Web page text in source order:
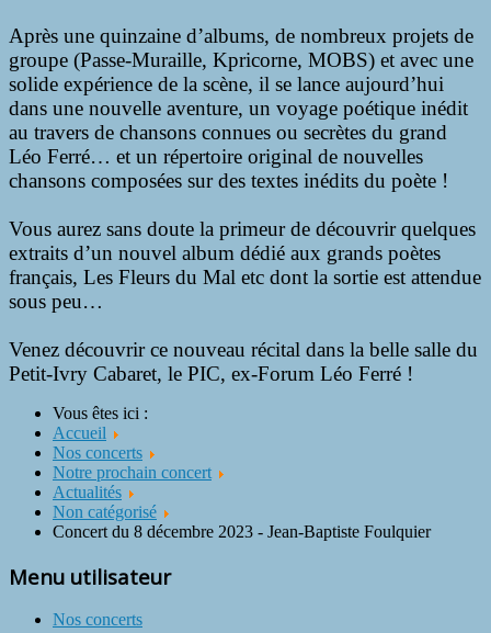
Après une quinzaine d’albums, de nombreux projets de
groupe (Passe-Muraille, Kpricorne, MOBS) et avec une
solide expérience de la scène, il se lance aujourd’hui
dans une nouvelle aventure, un voyage poétique inédit
au travers de chansons connues ou secrètes du grand
Léo Ferré… et un répertoire original de nouvelles
chansons composées sur des textes inédits du poète !
Vous aurez sans doute la primeur de découvrir quelques
extraits d’un nouvel album dédié aux grands poètes
français, Les Fleurs du Mal etc dont la sortie est attendue
sous peu…
Venez découvrir ce nouveau récital dans la belle salle du
Petit-Ivry Cabaret, le PIC, ex-Forum Léo Ferré !
Vous êtes ici :
Accueil
Nos concerts
Notre prochain concert
Actualités
Non catégorisé
Concert du 8 décembre 2023 - Jean-Baptiste Foulquier
Menu utilisateur
Nos concerts